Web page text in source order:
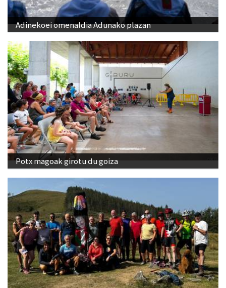
Adinekoei omenaldia Adunako plazan
Potx magoak girotu du goiza